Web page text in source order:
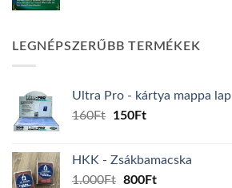
LEGNÉPSZERŰBB TERMÉKEK
Ultra Pro - kártya mappa lap
160Ft
Original
160Ft.
150FtCurrent
150Ft.
HKK - Zsákbamacska
1.000Ft Original
800FtCurrent